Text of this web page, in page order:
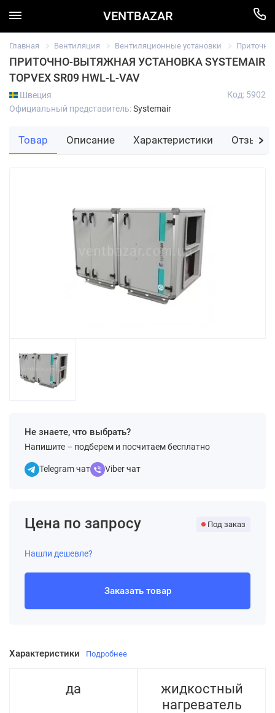
VENTBAZAR
Главная Вентиляция Вентиляционные установки
ПРИТОЧНО-ВЫТЯЖНАЯ УСТАНОВКА SYSTEMAIR
TOPVEX SR09 HWL-L-VAV
Швеция
Официальный представитель:Systemair
Код: 5902
Не знаете, что выбрать?
Напишите – подберем и посчитаем бесплатно
Telegram чат Viber чат
Характеристики Подробнее
да
жидкостный
нагреватель
Цена по запросу Под заказ
Нашли дешевле?
Заказать товар
Товар Описание Характеристики Отзывы